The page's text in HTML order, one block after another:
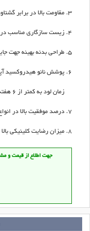
مقاومت بالا در برابر
زیست سازگاری مناسب در
طراحی بدنه بهینه جهت
پوشش نانو هیدروکسید
زمان لود به کمتر از 6 هفته
درصد موفقیت بالا در
میزان رضایت کلینیکی بالا
جهت اطلاع از قیمت و